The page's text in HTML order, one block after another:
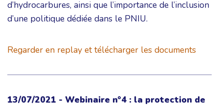
d’hydrocarbures, ainsi que l’importance de l’inclusion
d’une politique dédiée dans le PNIU.
Regarder en replay et télécharger les documents
13/07/2021 - Webinaire n°4 : la protection de